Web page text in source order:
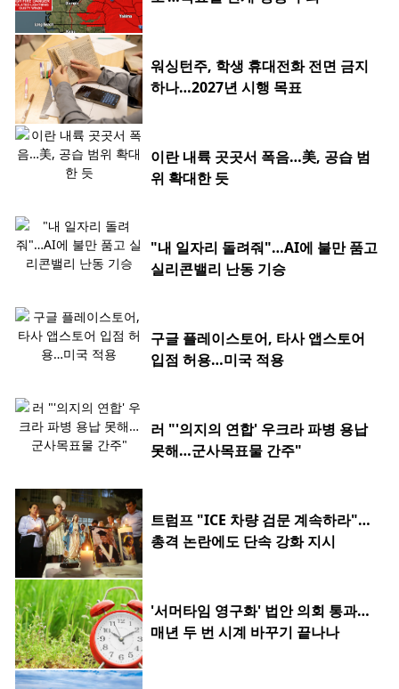
워싱턴주, 학생 휴대전화 전면 금지
하나…2027년 시행 목표
이란 내륙 곳곳서 폭음…美, 공습 범
위 확대한 듯
"내 일자리 돌려줘"…AI에 불만 품고
실리콘밸리 난동 기승
구글 플레이스토어, 타사 앱스토어
입점 허용…미국 적용
러 "'의지의 연합' 우크라 파병 용납
못해…군사목표물 간주"
트럼프 "ICE 차량 검문 계속하라"…
총격 논란에도 단속 강화 지시
'서머타임 영구화' 법안 의회 통과…
매년 두 번 시계 바꾸기 끝나나